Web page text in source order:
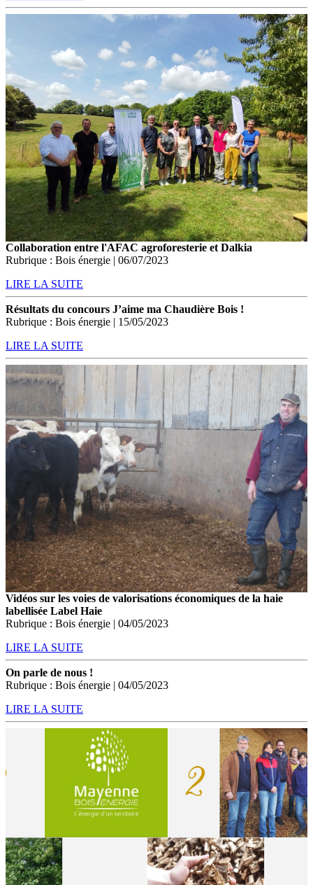
Collaboration entre l'AFAC agroforesterie et Dalkia
Rubrique : Bois énergie | 06/07/2023
LIRE LA SUITE
Résultats du concours J’aime ma Chaudière Bois !
Rubrique : Bois énergie | 15/05/2023
LIRE LA SUITE
Vidéos sur les voies de valorisations économiques de la haie
labellisée Label Haie
Rubrique : Bois énergie | 04/05/2023
LIRE LA SUITE
On parle de nous !
Rubrique : Bois énergie | 04/05/2023
LIRE LA SUITE